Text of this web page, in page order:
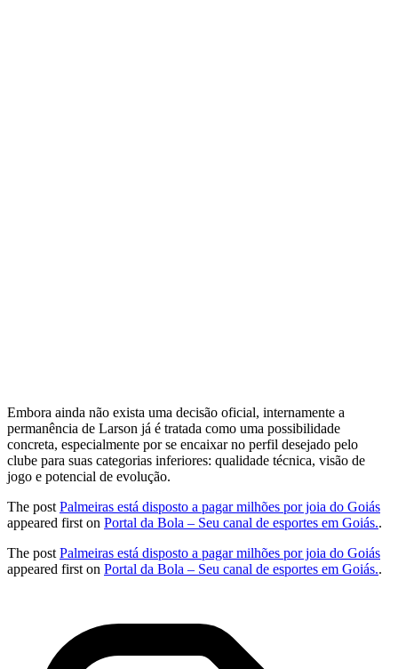
Embora ainda não exista uma decisão oficial, internamente a
permanência de Larson já é tratada como uma possibilidade
concreta, especialmente por se encaixar no perfil desejado pelo
clube para suas categorias inferiores: qualidade técnica, visão de
jogo e potencial de evolução.
The post Palmeiras está disposto a pagar milhões por joia do Goiás
appeared first on Portal da Bola – Seu canal de esportes em Goiás..
The post Palmeiras está disposto a pagar milhões por joia do Goiás
appeared first on Portal da Bola – Seu canal de esportes em Goiás..